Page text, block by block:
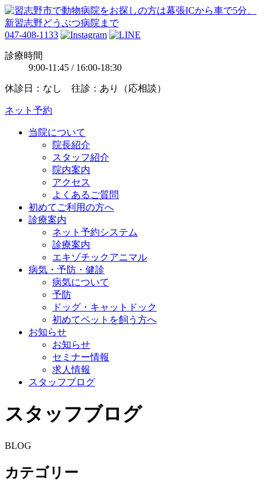
047-408-1133
診療時間
9:00-11:45 / 16:00-18:30
休診日：なし 往診：あり（応相談）
ネット予約
当院について
院長紹介
スタッフ紹介
院内案内
アクセス
よくあるご質問
初めてご利用の方へ
診療案内
ネット予約システム
診療案内
エキゾチックアニマル
病気・予防・健診
病気について
予防
ドッグ・キャットドック
初めてペットを飼う方へ
お知らせ
お知らせ
セミナー情報
求人情報
スタッフブログ
スタッフブログ
BLOG
カテゴリー